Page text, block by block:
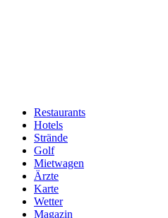
Hauptnavigation
Restaurants
Hotels
Strände
Golf
Mietwagen
Ärzte
Karte
Wetter
Magazin